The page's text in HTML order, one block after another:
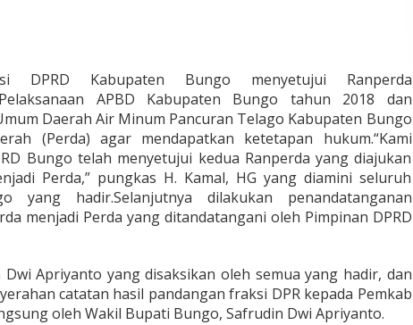
DPRD Kabupaten Bungo menyetujui Ranperda
APBD Kabupaten Bungo tahun 2018 dan
Daerah Air Minum Pancuran Telago Kabupaten Bungo
(Perda) agar mendapatkan ketetapan hukum.“Kami
Bungo telah menyetujui kedua Ranperda yang diajukan
Perda,” pungkas H. Kamal, HG yang diamini seluruh
yang hadir.Selanjutnya dilakukan penandatanganan
menjadi Perda yang ditandatangani oleh Pimpinan DPRD
Apriyanto yang disaksikan oleh semua yang hadir, dan
catatan hasil pandangan fraksi DPR kepada Pemkab
oleh Wakil Bupati Bungo, Safrudin Dwi Apriyanto.